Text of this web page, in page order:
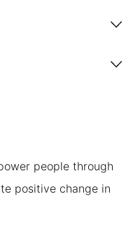
people through
positive change in